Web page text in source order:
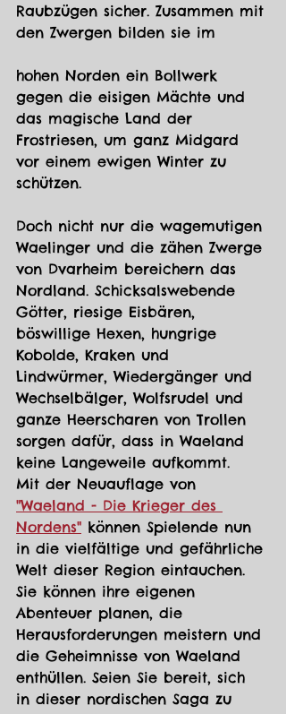
Raubzügen sicher. Zusammen mit
den Zwergen bilden sie im
hohen Norden ein Bollwerk
gegen die eisigen Mächte und
das magische Land der
Frostriesen, um ganz Midgard
vor einem ewigen Winter zu
schützen.
Doch nicht nur die wagemutigen
Waelinger und die zähen Zwerge
von Dvarheim bereichern das
Nordland. Schicksalswebende
Götter, riesige Eisbären,
böswillige Hexen, hungrige
Kobolde, Kraken und
Lindwürmer, Wiedergänger und
Wechselbälger, Wolfsrudel und
ganze Heerscharen von Trollen
sorgen dafür, dass in Waeland
keine Langeweile aufkommt.
Mit der Neuauflage von
"Waeland - Die Krieger des
Nordens" können Spielende nun
in die vielfältige und gefährliche
Welt dieser Region eintauchen.
Sie können ihre eigenen
Abenteuer planen, die
Herausforderungen meistern und
die Geheimnisse von Waeland
enthüllen. Seien Sie bereit, sich
in dieser nordischen Saga zu